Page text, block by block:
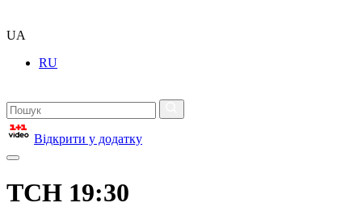
UA
RU
Відкрити у додатку
ТСН 19:30